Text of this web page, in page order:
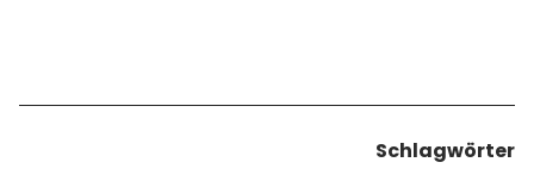
Schlagwörter